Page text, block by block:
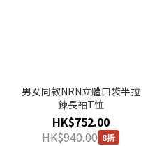
男女同款NRN立體口袋半拉
鍊長袖T恤
HK$752.00
HK$940.00 8折